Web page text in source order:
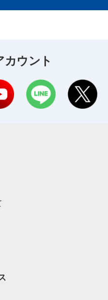
カウント